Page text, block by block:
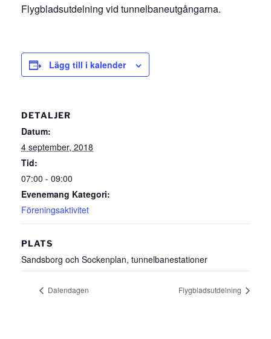
Flygbladsutdelning vid tunnelbaneutgångarna.
Lägg till i kalender
DETALJER
Datum:
4 september, 2018
Tid:
07:00 - 09:00
Evenemang Kategori:
Föreningsaktivitet
PLATS
Sandsborg och Sockenplan, tunnelbanestationer
Dalendagen Flygbladsutdelning